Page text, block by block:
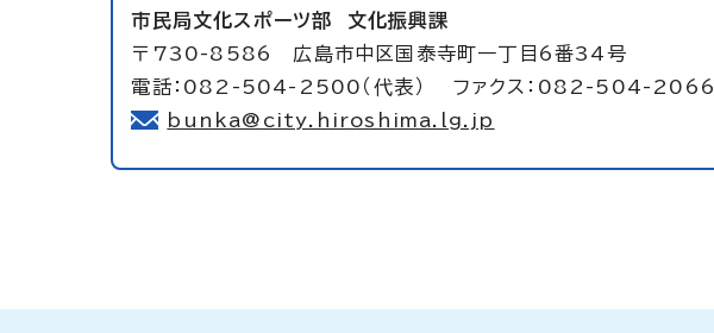
市民局文化スポーツ部 文化振興課
〒730-8586 広島市中区国泰寺町一丁目6番34号
電話：082-504-2500（代表） ファクス：082-504-2066
bunka@city.hiroshima.lg.jp